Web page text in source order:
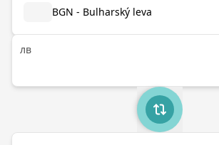
BGN - Bulharský leva
лв